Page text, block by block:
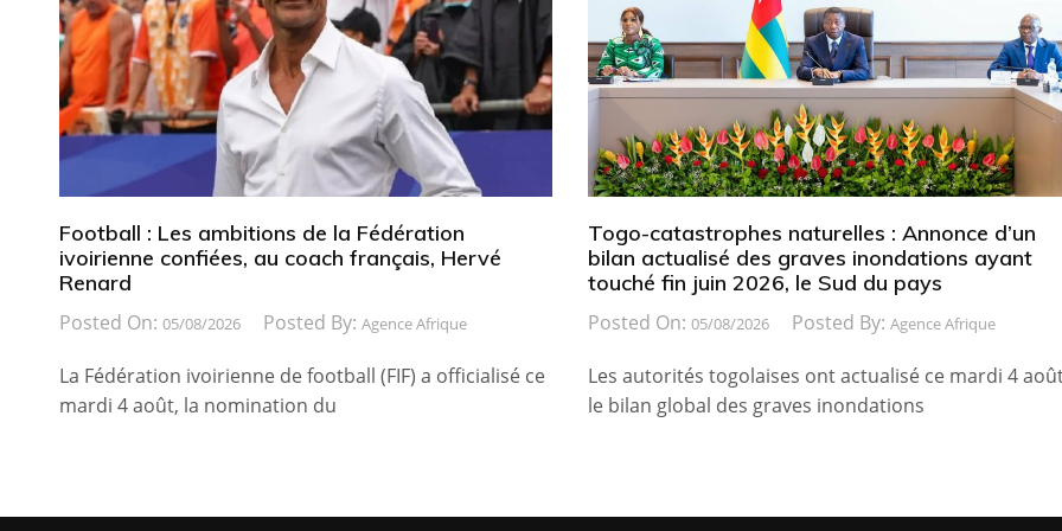
Football : Les ambitions de la Fédération
ivoirienne confiées, au coach français, Hervé
Renard
Posted On: 05/08/2026 Posted By: Agence Afrique
La Fédération ivoirienne de football (FIF) a officialisé ce
mardi 4 août, la nomination du
Togo-catastrophes naturelles : Annonce d’un
bilan actualisé des graves inondations ayant
touché fin juin 2026, le Sud du pays
Posted On: 05/08/2026 Posted By: Agence Afrique
Les autorités togolaises ont actualisé ce mardi 4
le bilan global des graves inondations